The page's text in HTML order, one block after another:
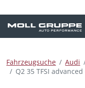
Fahrzeugsuche Audi
Q2 35 TFSI